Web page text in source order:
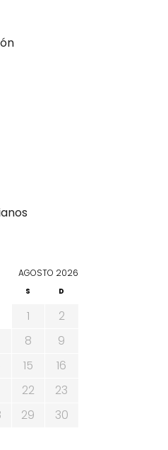
AGOSTO 2026
S D
1
2
8
9
15
16
22
23
29
30